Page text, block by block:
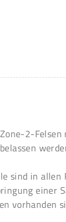
2-Felsen
sind in
einer
vorhanden